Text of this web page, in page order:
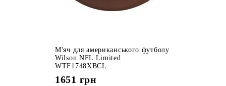
М'яч для американського футболу
Wilson NFL Limited
WTF1748XBCL
1651 грн